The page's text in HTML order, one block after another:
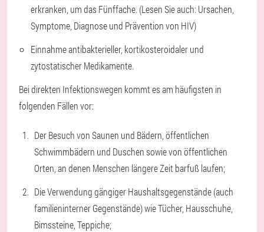
erkranken, um das Fünffache. (Lesen Sie auch: Ursachen,
Symptome, Diagnose und Prävention von HIV)
Einnahme antibakterieller, kortikosteroidaler und
zytostatischer Medikamente.
Bei direkten Infektionswegen kommt es am häufigsten in
folgenden Fällen vor:
Der Besuch von Saunen und Bädern, öffentlichen
Schwimmbädern und Duschen sowie von öffentlichen
Orten, an denen Menschen längere Zeit barfuß laufen;
Die Verwendung gängiger Haushaltsgegenstände (auch
familieninterner Gegenstände) wie Tücher, Hausschuhe,
Bimssteine, Teppiche;